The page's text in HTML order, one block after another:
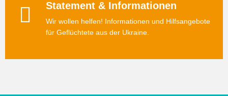
Statement & Informationen
Wir wollen helfen! Informationen und Hilfsangebote
für Geflüchtete aus der Ukraine.